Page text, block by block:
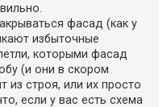
фасад (как у
избыточные
которыми фасад
(и они в скором
из строя, или их просто
если у вас есть схема